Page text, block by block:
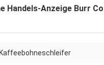
Handels-Anzeige Burr